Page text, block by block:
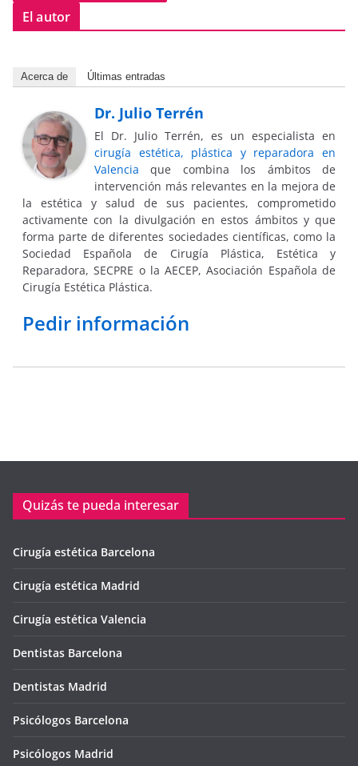
El autor
Acerca de Últimas entradas
Dr. Julio Terrén
El Dr. Julio Terrén, es un especialista en
cirugía estética, plástica y reparadora en
Valencia que combina los ámbitos de
intervención más relevantes en la mejora de
la estética y salud de sus pacientes, comprometido
activamente con la divulgación en estos ámbitos y que
forma parte de diferentes sociedades científicas, como la
Sociedad Española de Cirugía Plástica, Estética y
Reparadora, SECPRE o la AECEP, Asociación Española de
Cirugía Estética Plástica.
Pedir información
Quizás te pueda interesar
Cirugía estética Barcelona
Cirugía estética Madrid
Cirugía estética Valencia
Dentistas Barcelona
Dentistas Madrid
Psicólogos Barcelona
Psicólogos Madrid